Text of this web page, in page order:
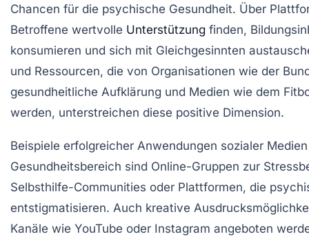
Chancen für die psychische Gesundheit. Über
Betroffene wertvolle Unterstützung finden,
konsumieren und sich mit Gleichgesinnten
und Ressourcen, die von Organisationen wie der
gesundheitliche Aufklärung und Medien wie dem
werden, unterstreichen diese positive Dimension.
Beispiele erfolgreicher Anwendungen sozialer
Gesundheitsbereich sind Online-Gruppen zur
Selbsthilfe-Communities oder Plattformen, die
entstigmatisieren. Auch kreative
Kanäle wie YouTube oder Instagram angeboten